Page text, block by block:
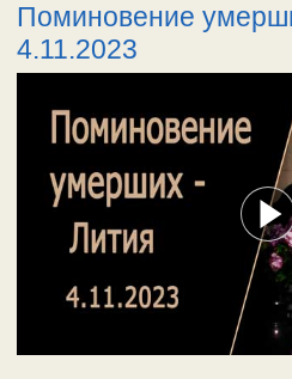
Поминовение
4.11.2023